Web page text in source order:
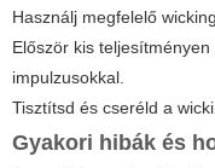
Használj megfelelő
Először kis
impulzusokkal.
Tisztítsd és cseréld a
Gyakori hibák és